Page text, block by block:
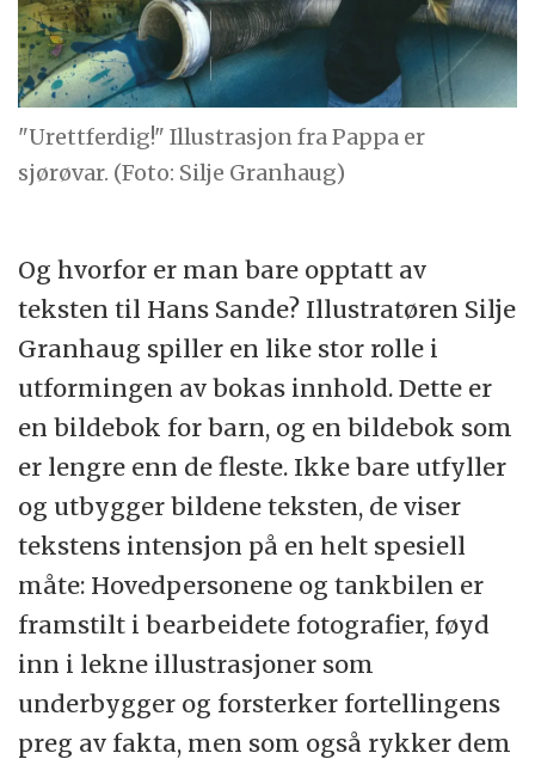
"Urettferdig!" Illustrasjon fra Pappa er
sjørøvar. (Foto: Silje Granhaug)
Og hvorfor er man bare opptatt av
teksten til Hans Sande? Illustratøren Silje
Granhaug spiller en like stor rolle i
utformingen av bokas innhold. Dette er
en bildebok for barn, og en bildebok som
er lengre enn de fleste. Ikke bare utfyller
og utbygger bildene teksten, de viser
tekstens intensjon på en helt spesiell
måte: Hovedpersonene og tankbilen er
framstilt i bearbeidete fotografier, føyd
inn i lekne illustrasjoner som
underbygger og forsterker fortellingens
preg av fakta, men som også rykker dem